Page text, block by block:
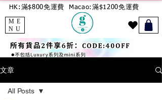
HK:滿$800免運費 Macao:滿$1200免運費
ME
NU
文章
All Posts